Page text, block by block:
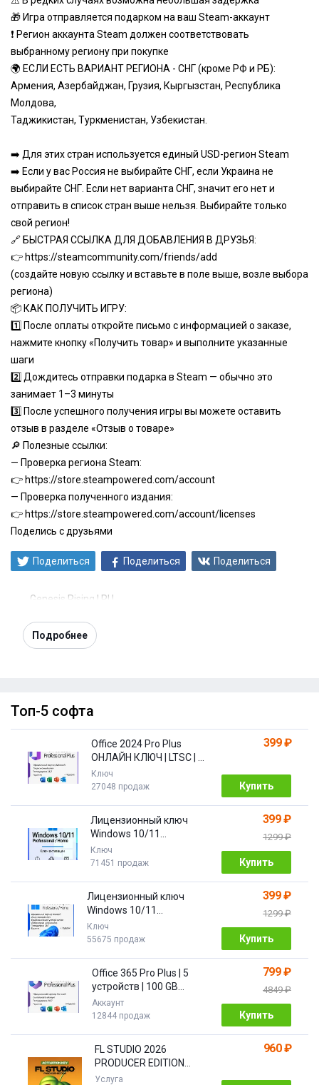
🎁 Игра отправляется подарком на ваш Steam-аккаунт
❗ Регион аккаунта Steam должен соответствовать
выбранному региону при покупке
🌍 ЕСЛИ ЕСТЬ ВАРИАНТ РЕГИОНА - СНГ (кроме РФ и РБ):
Армения, Азербайджан, Грузия, Кыргызстан, Республика
Молдова,
Таджикистан, Туркменистан, Узбекистан.
➡️ Для этих стран используется единый USD-регион Steam
➡️ Если у вас Россия не выбирайте СНГ, если Украина не
выбирайте СНГ. Если нет варианта СНГ, значит его нет и
отправить в список стран выше нельзя. Выбирайте только
свой регион!
🔗 БЫСТРАЯ ССЫЛКА ДЛЯ ДОБАВЛЕНИЯ В ДРУЗЬЯ:
👉 https://steamcommunity.com/friends/add
(создайте новую ссылку и вставьте в поле выше, возле выбора
региона)
📦 КАК ПОЛУЧИТЬ ИГРУ:
1️⃣ После оплаты откройте письмо с информацией о заказе,
нажмите кнопку «Получить товар» и выполните указанные
шаги
2️⃣ Дождитесь отправки подарка в Steam — обычно это
занимает 1–3 минуты
3️⃣ После успешного получения игры вы можете оставить
отзыв в разделе «Отзыв о товаре»
🔎 Полезные ссылки:
— Проверка региона Steam:
👉 https://store.steampowered.com/account
— Проверка полученного издания:
👉 https://store.steampowered.com/account/licenses
Поделись с друзьями
Поделиться Поделиться Поделиться
Genesis Rising | RU
Подробнее
Топ-5 софта
Office 2024 Pro Plus
ОНЛАЙН КЛЮЧ | LTSC | +
ПОДАРОК
Ключ
27048 продаж
399 ₽
Купить
Лицензионный ключ
Windows 10/11
Pro/Home 32/64 bit
Ключ
71451 продаж
399 ₽
1299 ₽
Купить
Лицензионный ключ
Windows 10/11
PRO/HOME | с привязкой
Ключ
55675 продаж
399 ₽
1299 ₽
Купить
Office 365 Pro Plus | 5
устройств | 100 GB
Облако| 1 год
Аккаунт
12844 продаж
799 ₽
4849 ₽
Купить
FL STUDIO 2026
PRODUCER EDITION
[Бессрочная]
Услуга
960 ₽